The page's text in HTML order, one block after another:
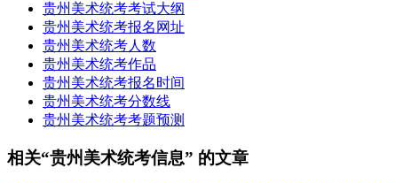
贵州美术统考考试大纲
贵州美术统考报名网址
贵州美术统考人数
贵州美术统考作品
贵州美术统考报名时间
贵州美术统考分数线
贵州美术统考考题预测
相关“贵州美术统考信息” 的文章